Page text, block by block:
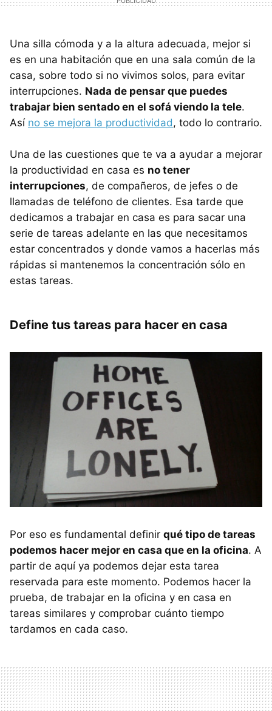
Una silla cómoda y a la altura adecuada, mejor si
es en una habitación que en una sala común de la
casa, sobre todo si no vivimos solos, para evitar
interrupciones. Nada de pensar que puedes
trabajar bien sentado en el sofá viendo la tele.
Así no se mejora la productividad, todo lo contrario.
Una de las cuestiones que te va a ayudar a mejorar
la productividad en casa es no tener
interrupciones, de compañeros, de jefes o de
llamadas de teléfono de clientes. Esa tarde que
dedicamos a trabajar en casa es para sacar una
serie de tareas adelante en las que necesitamos
estar concentrados y donde vamos a hacerlas más
rápidas si mantenemos la concentración sólo en
estas tareas.
Define tus tareas para hacer en casa
Por eso es fundamental definir qué tipo de tareas
podemos hacer mejor en casa que en la oficina. A
partir de aquí ya podemos dejar esta tarea
reservada para este momento. Podemos hacer la
prueba, de trabajar en la oficina y en casa en
tareas similares y comprobar cuánto tiempo
tardamos en cada caso.